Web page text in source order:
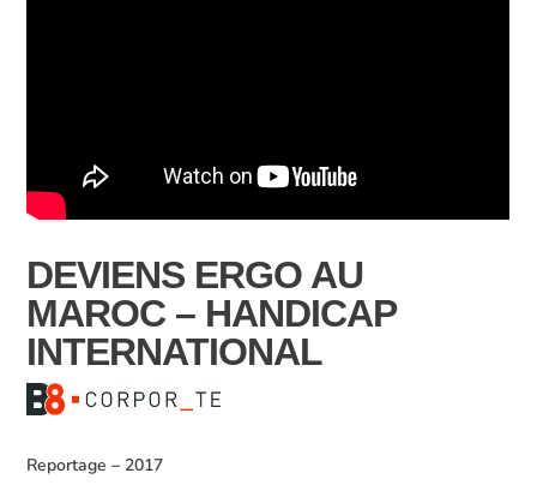
DEVIENS ERGO AU
MAROC – HANDICAP
INTERNATIONAL
Reportage– 2017